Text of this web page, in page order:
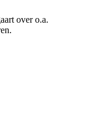
over o.a.